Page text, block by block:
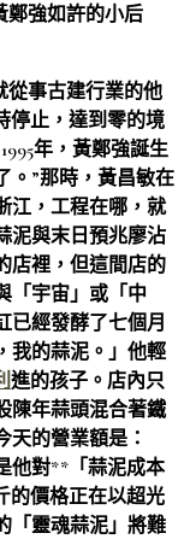
鄭強如許的小后
從事古建行業的他
停止，達到零的境
年，黃鄭強誕生
。”那時，黃昌敏在
江，工程在哪，就
泥與末日預兆廖沾
店裡，但這間店的
「宇宙」或「中
已經發酵了七個月
我的蒜泥。」他輕
進的孩子。店內只
陳年蒜頭混合著鐵
的營業額是：
他對**「蒜泥成本
的價格正在以超光
「靈魂蒜泥」將難